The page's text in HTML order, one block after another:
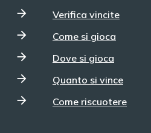
Verifica vincite
Come si gioca
Dove si gioca
Quanto si vince
Come riscuotere